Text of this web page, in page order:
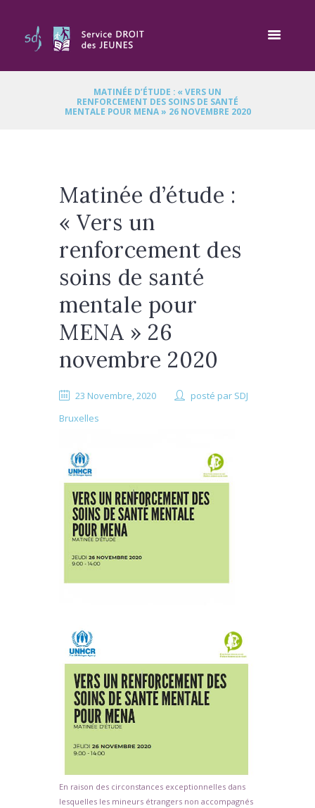
MATINÉE D’ÉTUDE : « VERS UN
RENFORCEMENT DES SOINS DE SANTÉ
MENTALE POUR MENA » 26 NOVEMBRE 2020
Matinée d’étude :
« Vers un
renforcement des
soins de santé
mentale pour
MENA » 26
novembre 2020
23 Novembre, 2020 posté par SDJ
Bruxelles
En raison des circonstances exceptionnelles dans
lesquelles les mineurs étrangers non accompagnés